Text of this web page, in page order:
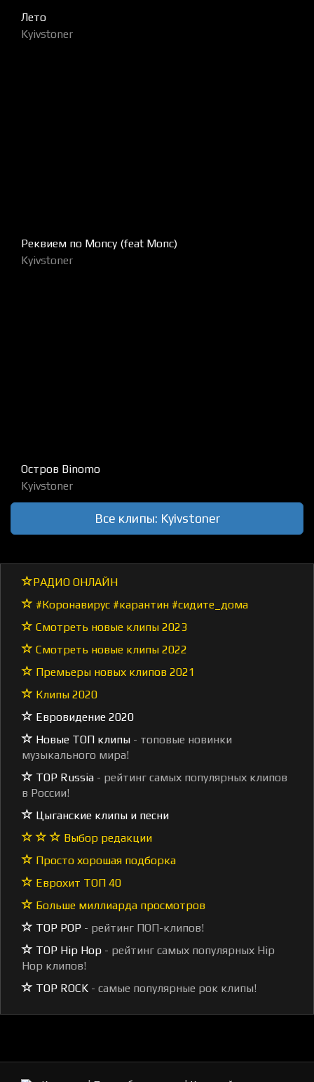
Лето
Kyivstoner
Реквием по Мопсу (feat Мопс)
Kyivstoner
Остров Binomo
Kyivstoner
Все клипы: Kyivstoner
РАДИО ОНЛАЙН
#Коронавирус #карантин #сидите_дома
Смотреть новые клипы 2023
Смотреть новые клипы 2022
Премьеры новых клипов 2021
Клипы 2020
Евровидение 2020
Новые ТОП клипы - топовые новинки
музыкального мира!
TOP Russia - рейтинг самых популярных клипов
в России!
Цыганские клипы и песни
Выбор редакции
Просто хорошая подборка
Еврохит ТОП 40
Больше миллиарда просмотров
TOP POP - рейтинг ПОП-клипов!
TOP Hip Hop - рейтинг самых популярных Hip
Hop клипов!
TOP ROCK - самые популярные рок клипы!